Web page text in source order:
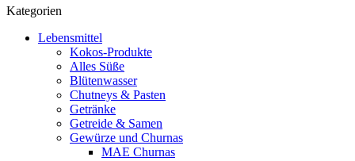
Kategorien
Lebensmittel
Kokos-Produkte
Alles Süße
Blütenwasser
Chutneys & Pasten
Getränke
Getreide & Samen
Gewürze und Churnas
MAE Churnas